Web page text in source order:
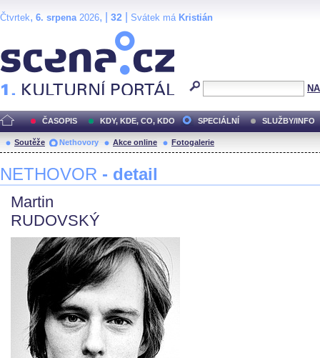
Čtvrtek, 6. srpena2026, | 32 Svátek má Kristián
ČASOPIS KDY, KDE, CO, KDO SPECIÁLNÍ SLUŽBY/INFO
Soutěže Nethovory Akce online Fotogalerie
NETHOVOR - detail
Martin
RUDOVSKÝ